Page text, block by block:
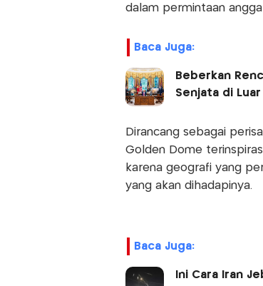
dalam permintaan
Baca Juga:
Beberkan
Senjata di Luar
Dirancang sebagai
Golden Dome
karena geografi yang
yang akan dihadapinya.
Baca Juga:
Ini Cara Iran